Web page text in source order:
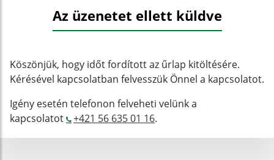
Az üzenetet ellett küldve
Köszönjük, hogy időt fordított az űrlap kitöltésére.
Kérésével kapcsolatban felvesszük Önnel a kapcsolatot.
Igény esetén telefonon felveheti velünk a
kapcsolatot
+421 56 635 01 16.